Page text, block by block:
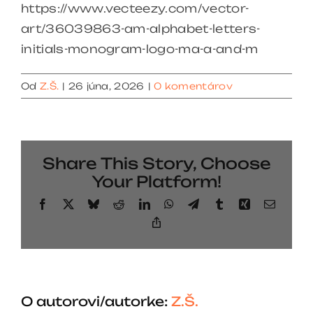
https://www.vecteezy.com/vector-
art/36039863-am-alphabet-letters-
initials-monogram-logo-ma-a-and-m
Od Z.Š. | 26 júna, 2026 | 0 komentárov
Share This Story, Choose
Your Platform!
Facebook BlueskyRedditLinkedInWhatsApp
TelegramTumblrXingEmail
O autorovi/autorke: Z.Š.